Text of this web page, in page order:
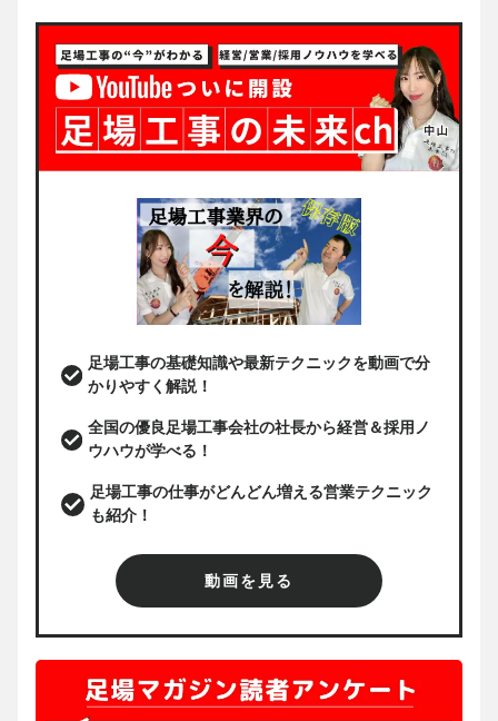
足場工事の基礎知識や最新テクニックを動画で分
かりやすく解説！
全国の優良足場工事会社の社長から経営＆採用ノ
ウハウが学べる！
足場工事の仕事がどんどん増える営業テクニック
も紹介！
動画を見る